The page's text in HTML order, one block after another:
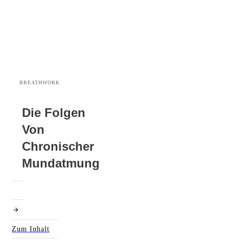
BREATHWORK
Die Folgen
Von
Chronischer
Mundatmung
Zum Inhalt